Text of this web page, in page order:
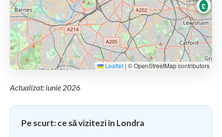
£
Leaflet | © OpenStreetMap contributors
Actualizat: iunie 2026
Pe scurt: ce să vizitezi în Londra